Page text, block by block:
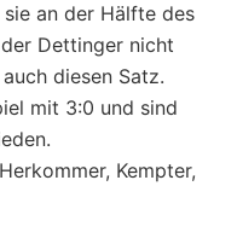
an der Hälfte des
Dettinger nicht
diesen Satz.
mit 3:0 und sind
Kempter,